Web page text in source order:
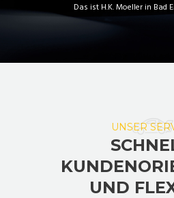
Das ist H.K. Moeller in Bad
UNSER
UND